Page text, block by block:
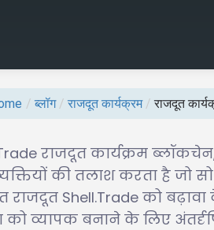
/ ब्लॉग / राजदूत कार्यक्रम / राजदूत
राजदूत कार्यक्रम
की तलाश करता है जो
राजदूत Shell.Trade को
को व्यापक बनाने के लिए